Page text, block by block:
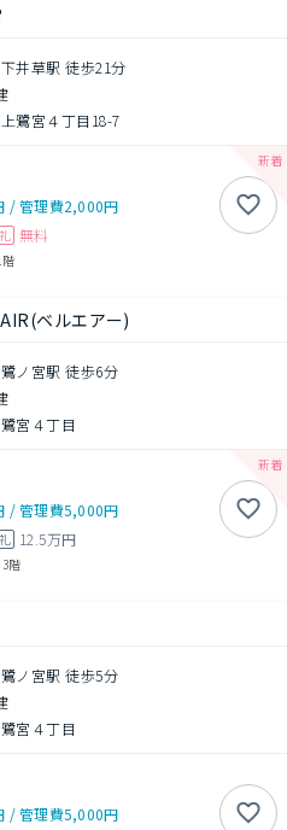
井草駅 徒歩21分
鷺宮４丁目18-7
/管理費2,000円
礼 無料
階
ベルエアー)
ノ宮駅 徒歩6分
宮４丁目
/管理費5,000円
礼 12.5万円
3階
ノ宮駅 徒歩5分
宮４丁目
/管理費5,000円